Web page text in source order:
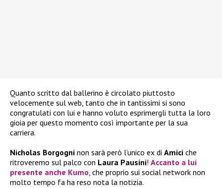
Quanto scritto dal ballerino è circolato piuttosto
velocemente sul web, tanto che in tantissimi si sono
congratulati con lui e hanno voluto esprimergli tutta la loro
gioia per questo momento così importante per la sua
carriera.
Nicholas Borgogni non sarà però l’unico ex di Amici che
ritroveremo sul palco con Laura Pausini! Accanto a lui
presente anche Kumo, che proprio sui social network non
molto tempo fa ha reso nota la notizia.